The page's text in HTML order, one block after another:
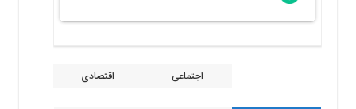
اجتماعی اقتصادی